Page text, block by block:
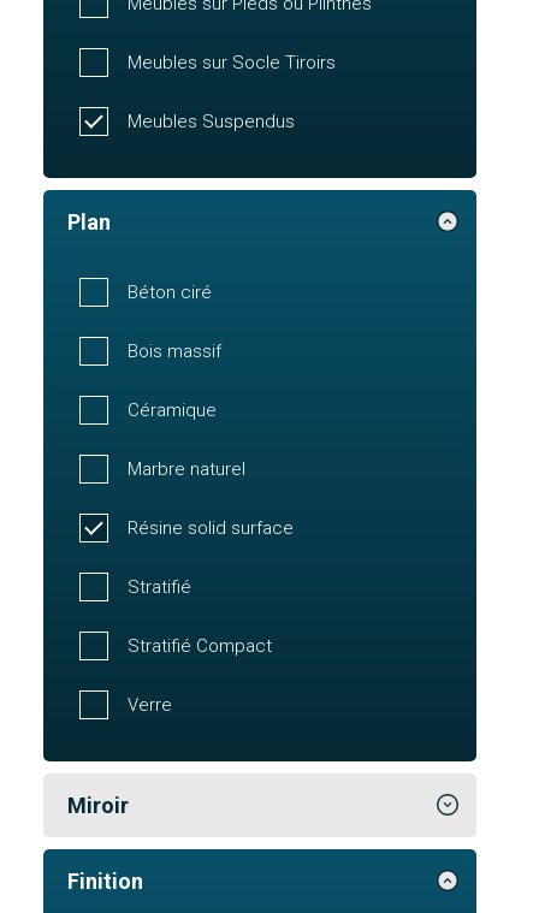
Meubles sur Socle Tiroirs
Meubles Suspendus
Plan
Béton ciré
Bois massif
Céramique
Marbre naturel
Résine solid surface
Stratifié
Stratifié Compact
Verre
Miroir
Finition